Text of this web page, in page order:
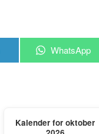
Share
WhatsApp
Kalender for oktober